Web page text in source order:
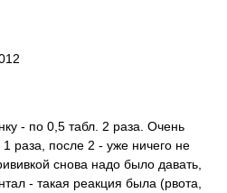
- по 0,5 табл. 2 раза. Очень
раза, после 2 - уже ничего не
снова надо было давать,
- такая реакция была (рвота,